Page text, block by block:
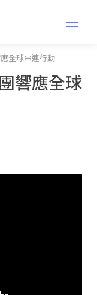
全球串連行動
響應全球